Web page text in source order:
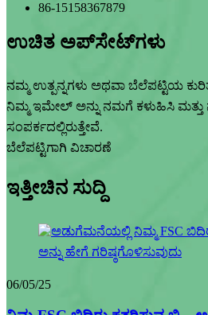
86-15158367879
ಉಚಿತ ಅಪ್‌ಸೇಟ್‌ಗಳು
ನಮ್ಮ ಉತ್ಪನ್ನಗಳು ಅಥವಾ ಬೆಲೆಪಟ್ಟಿಯ
ನಿಮ್ಮ ಇಮೇಲ್ ಅನ್ನು ನಮಗೆ ಕಳುಹಿಸಿ ಮತ್ತು
ಸಂಪರ್ಕದಲ್ಲಿರುತ್ತೇವೆ.
ಬೆಲೆಪಟ್ಟಿಗಾಗಿ ವಿಚಾರಣೆ
ಇತ್ತೀಚಿನ ಸುದ್ದಿ
06/05/25